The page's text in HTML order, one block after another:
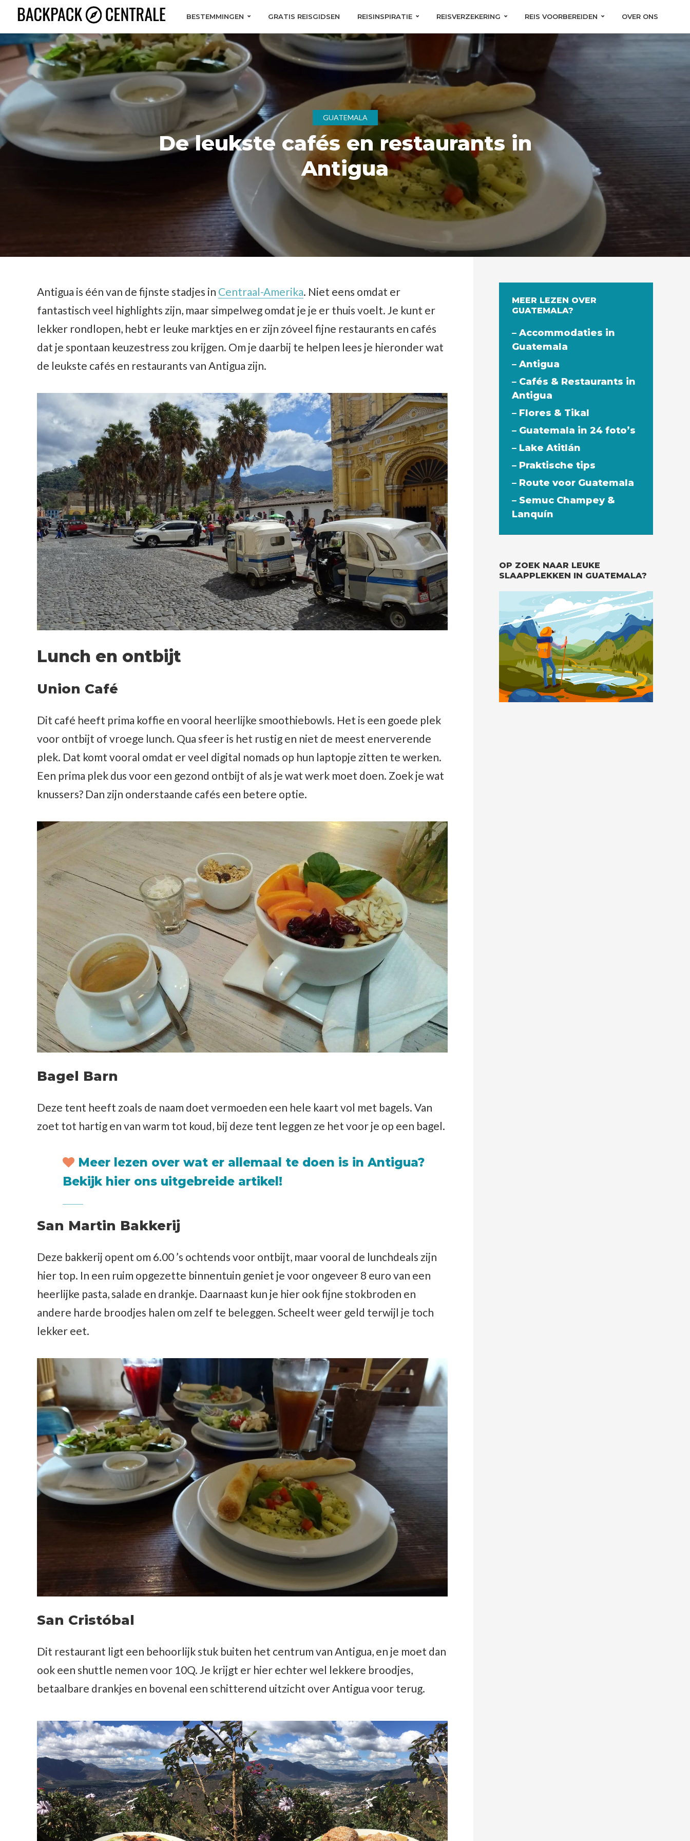
BESTEMMINGEN GRATIS REISGIDSEN REISINSPIRATIE REISVERZEKERING REIS VOORBEREIDEN OVER ONS
GUATEMALA
De leukste cafés en restaurants in
Antigua
Antigua is één van de fijnste stadjes in Centraal-Amerika. Niet eens omdat er
fantastisch veel highlights zijn, maar simpelweg omdat je je er thuis voelt. Je kunt er
lekker rondlopen, hebt er leuke marktjes en er zijn zóveel fijne restaurants en cafés
dat je spontaan keuzestress zou krijgen. Om je daarbij te helpen lees je hieronder wat
de leukste cafés en restaurants van Antigua zijn.
Lunch en ontbijt
Union Café
Dit café heeft prima koffie en vooral heerlijke smoothiebowls. Het is een goede plek
voor ontbijt of vroege lunch. Qua sfeer is het rustig en niet de meest enerverende
plek. Dat komt vooral omdat er veel digital nomads op hun laptopje zitten te werken.
Een prima plek dus voor een gezond ontbijt of als je wat werk moet doen. Zoek je wat
knussers? Dan zijn onderstaande cafés een betere optie.
Bagel Barn
Deze tent heeft zoals de naam doet vermoeden een hele kaart vol met bagels. Van
zoet tot hartig en van warm tot koud, bij deze tent leggen ze het voor je op een bagel.
Meer lezen over wat er allemaal te doen is in Antigua?
Bekijk hier ons uitgebreide artikel!
San Martin Bakkerij
Deze bakkerij opent om 6.00 ’s ochtends voor ontbijt, maar vooral de lunchdeals zijn
hier top. In een ruim opgezette binnentuin geniet je voor ongeveer 8 euro van een
heerlijke pasta, salade en drankje. Daarnaast kun je hier ook fijne stokbroden en
andere harde broodjes halen om zelf te beleggen. Scheelt weer geld terwijl je toch
lekker eet.
San Cristóbal
Dit restaurant ligt een behoorlijk stuk buiten het centrum van Antigua, en je moet dan
ook een shuttle nemen voor 10Q. Je krijgt er hier echter wel lekkere broodjes,
betaalbare drankjes en bovenal een schitterend uitzicht over Antigua voor terug.
MEER LEZEN OVER
GUATEMALA?
– Accommodaties in
Guatemala
– Antigua
– Cafés & Restaurants in
Antigua
– Flores & Tikal
– Guatemala in 24 foto’s
– Lake Atitlán
– Praktische tips
– Route voor Guatemala
– Semuc Champey &
Lanquín
OP ZOEK NAAR LEUKE
SLAAPPLEKKEN IN GUATEMALA?